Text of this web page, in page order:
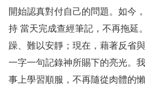
Y134課程 - 動手實驗室
Y135
Y136課程 - 如何學習
研習會01
研習會01 - 如何讀聖經
研習會
研習會01 - 得勝教會的啟示
研
研習會02 - 醫治釋放
研習會02 -
開始認真對付自己的問題。如今
持 當天完成查經筆記，不再拖延
躁、難以安靜；現在，藉著反省
一字一句記錄神所賜下的亮光。
事上學習順服，不再隨從肉體的